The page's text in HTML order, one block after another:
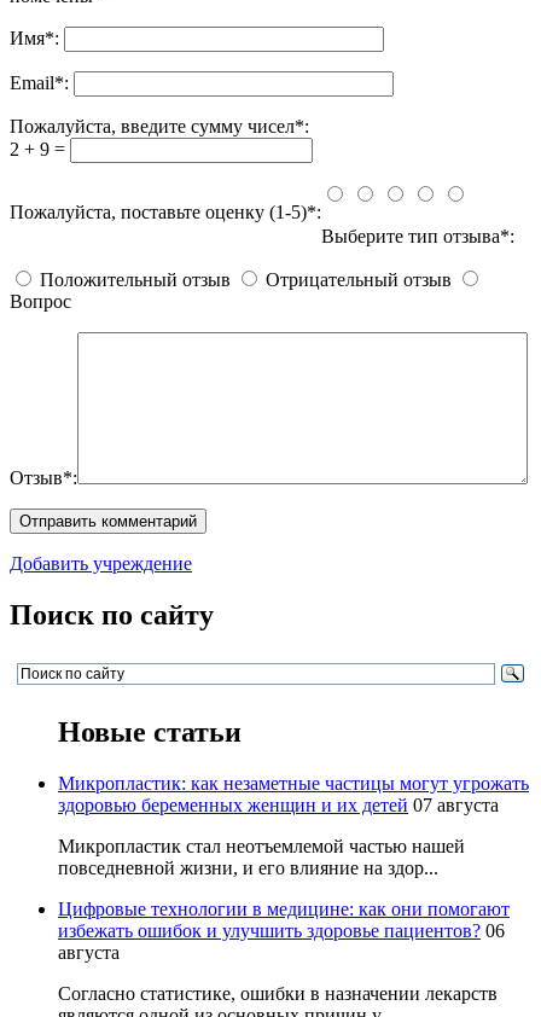
Имя*:
Email*:
Пожалуйста, введите сумму чисел*:
2 + 9 =
Пожалуйста, поставьте оценку (1-5)*:
Выберите тип отзыва*:
Положительный отзыв
Отрицательный отзыв
Вопрос
Отзыв*:
Добавить учреждение
Поиск по сайту
Новые статьи
Микропластик: как незаметные частицы могут угрожать
здоровью беременных женщин и их детей 07 августа
Микропластик стал неотъемлемой частью нашей
повседневной жизни, и его влияние на здор...
Цифровые технологии в медицине: как они помогают
избежать ошибок и улучшить здоровье пациентов? 06
августа
Согласно статистике, ошибки в назначении лекарств